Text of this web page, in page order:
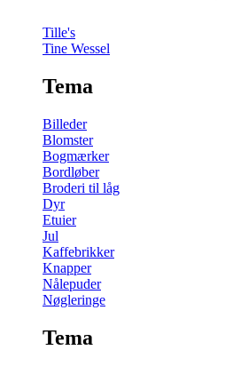
Tille's
Tine Wessel
Tema
Billeder
Blomster
Bogmærker
Bordløber
Broderi til låg
Dyr
Etuier
Jul
Kaffebrikker
Knapper
Nålepuder
Nøgleringe
Tema